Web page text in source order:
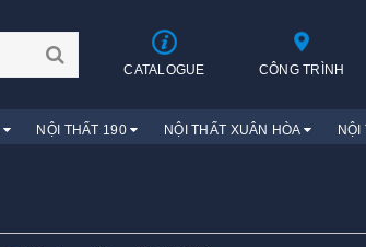
CATALOGUE CÔNG TRÌNH
NỘI THẤT 190 NỘI THẤT XUÂN HÒA NỘI